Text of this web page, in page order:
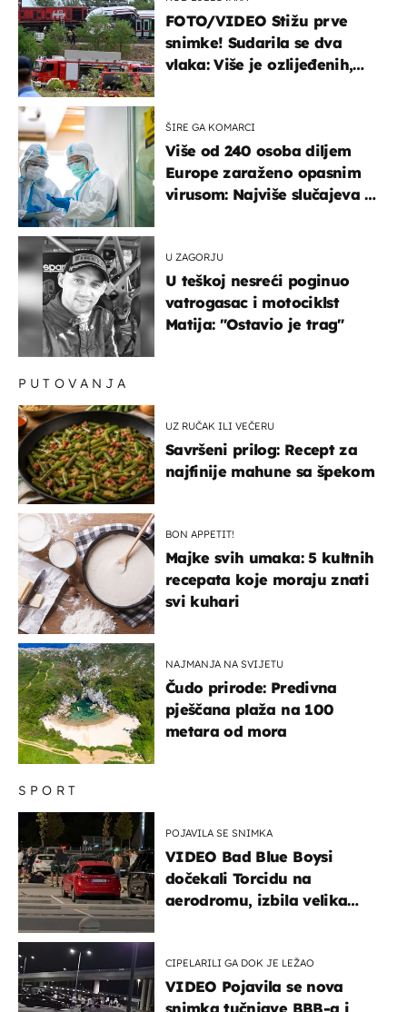
FOTO/VIDEO Stižu prve
snimke! Sudarila se dva
vlaka: Više je ozlijeđenih,
ŠIRE GA KOMARCI
Više od 240 osoba diljem
Europe zaraženo opasnim
virusom: Najviše slučajeva u
U ZAGORJU
U teškoj nesreći poginuo
vatrogasac i motociklst
Matija: "Ostavio je trag"
SPORT
POJAVILA SE SNIMKA
VIDEO Bad Blue Boysi
dočekali Torcidu na
aerodromu, izbila velika
CIPELARILI GA DOK JE LEŽAO
VIDEO Pojavila se nova
snimka tučnjave BBB-a i
PUTOVANJA
UZ RUČAK ILI VEČERU
Savršeni prilog: Recept za
najfinije mahune sa špekom
BON APPETIT!
Majke svih umaka: 5 kultnih
recepata koje moraju znati
svi kuhari
NAJMANJA NA SVIJETU
Čudo prirode: Predivna
pješčana plaža na 100
metara od mora